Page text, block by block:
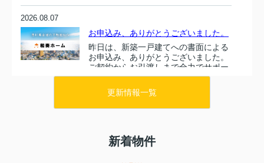
2026.08.07
お申込み、ありがとうございました。
昨日は、新築一戸建てへの書面による
お申込み、ありがとうございました。
ご契約からお引渡しまで全力でサポー
トいたします。引き続きよろしくお願
いいたします。...
更新情報一覧
新着物件